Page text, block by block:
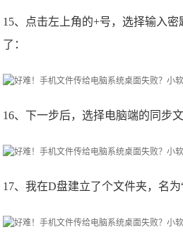
15、点击左上角的+号，选择输入
了：
16、下一步后，选择电脑端的同步文
17、我在D盘建立了个文件夹，名为